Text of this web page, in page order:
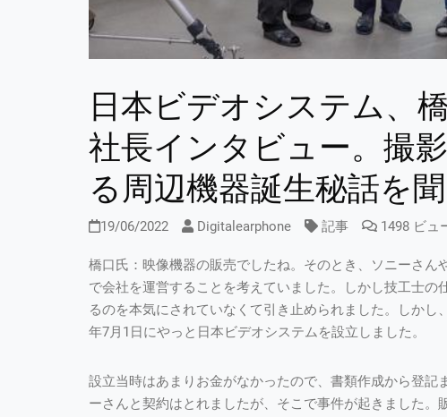
日本ビデオシステム、
社長インタビュー。撮
る周辺機器誕生秘話を聞
19/06/2022 Digitalearphone 記事 1498 ビュ
橋口氏：映像機器の販売でしたね。そのとき、ソニーさ
で会社を運営することを考えていました。しかし技工士
るのを本気にされていなくて引き止められました。しか
年7月1日にやっと日本ビデオシステムを設立しました。
設立当時はあまりお金がなかったので、書類作成から登
ーさんと契約はとれましたが、そこで事件が起きました